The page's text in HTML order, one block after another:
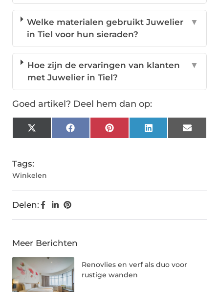
Welke materialen gebruikt Juwelier
in Tiel voor hun sieraden?
▼
Hoe zijn de ervaringen van klanten
met Juwelier in Tiel?
▼
Goed artikel? Deel hem dan op:
X
(Twitter)
FacebookPinterestLinkedInEmail
Tags:
Winkelen
Delen:
Meer Berichten
Renovlies en verf als duo voor
rustige wanden